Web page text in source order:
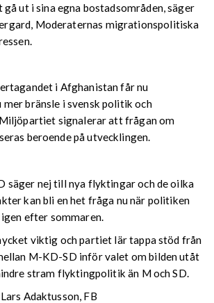
ut i sina egna bostadsområden, säger
Moderaternas migrationspolitiska
i Afghanistan får nu
bränsle i svensk politik och
signalerar att frågan om
beroende på utvecklingen.
säger nej till nya flyktingar och de oilka
kan bli en het fråga nu när politiken
efter sommaren.
viktig och partiet lär tappa stöd från
M-KD-SD inför valet om bilden utåt
stram flyktingpolitik än M och SD.
Adaktusson, FB